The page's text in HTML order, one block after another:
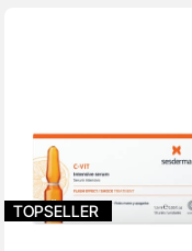
odkrywanie nowych
pielęgnacji w
Darmowa Dostawa i
Naszym celem jest
efektywnej realizacji
nowoczesnemu
TOPSELLER